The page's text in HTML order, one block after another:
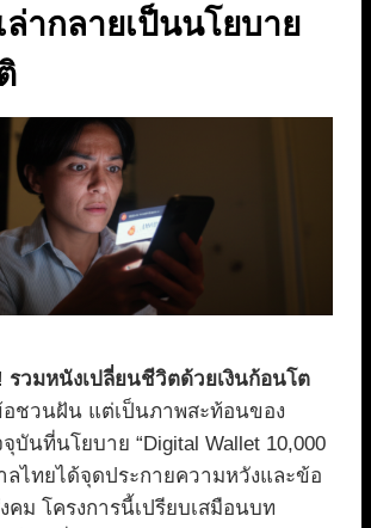
ล่ากลายเป็นนโยบาย
รวมหนังเปลี่ยนชีวิตด้วยเงินก้อนโต
อชวนฝัน แต่เป็นภาพสะท้อนของ
นที่นโยบาย “Digital Wallet 10,000
ลไทยได้จุดประกายความหวังและข้อ
คม โครงการนี้เปรียบเสมือนบท